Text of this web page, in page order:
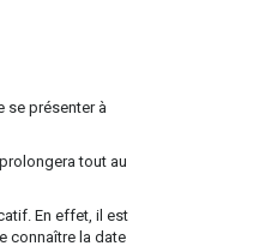
se présenter à
tout au
En effet, il est
connaître la date